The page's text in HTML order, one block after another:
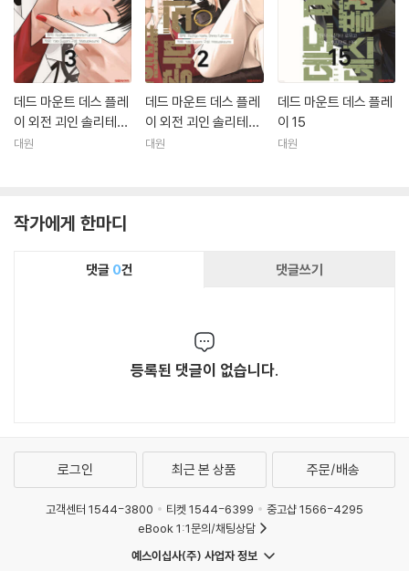
데드 마운트 데스 플레
이 외전 괴인 솔리테어
의 신선위술 3
대원
데드 마운트 데스 플레
이 외전 괴인 솔리테어
의 신선위술 2
대원
데드 마운트 데스 플레
이 15
대원
작가에게 한마디
댓글 0건 댓글쓰기
등록된 댓글이 없습니다.
로그인 최근 본 상품 주문/배송
고객센터 1544-3800 티켓 1544-6399
중고샵 1566-4295
eBook 1:1문의/채팅상담
예스이십사(주) 사업자 정보